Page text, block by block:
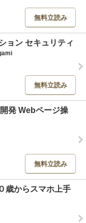
無料立読み
ョン セキュリティ
無料立読み
発 Webページ操
無料立読み
歳からスマホ上手